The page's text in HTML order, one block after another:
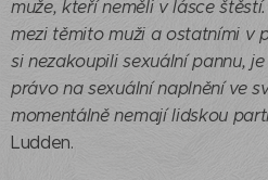
muže, kteří neměli v lásce
mezi těmito muži a ostatními v
si nezakoupili sexuální pannu,
právo na sexuální naplnění ve
momentálně nemají lidskou
Ludden.